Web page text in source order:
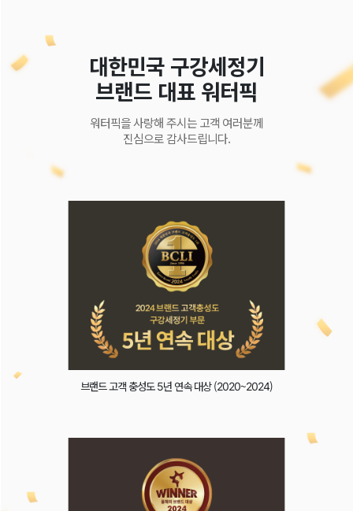
대한민국 구강세정기
브랜드 대표 워터픽
워터픽을 사랑해 주시는 고객 여러분께
진심으로 감사드립니다.
브랜드 고객 충성도 5년 연속 대상 (2020~2024)